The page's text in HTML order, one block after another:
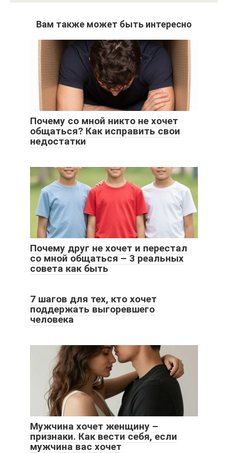
Вам также может быть интересно
Почему со мной никто не хочет
общаться? Как исправить свои
недостатки
Почему друг не хочет и перестал
со мной общаться – 3 реальных
совета как быть
7 шагов для тех, кто хочет
поддержать выгоревшего
человека
Мужчина хочет женщину –
признаки. Как вести себя, если
мужчина вас хочет